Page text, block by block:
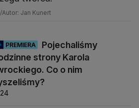
Jan Kunert
PREMIERA
Pojechaliśmy
strony Karola
Co o nim